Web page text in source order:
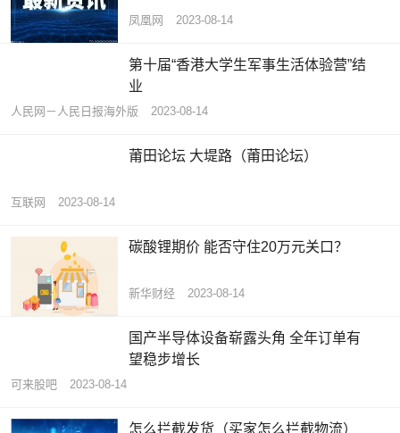
凤凰网 2023-08-14
第十届“香港大学生军事生活体验营”结
业
人民网－人民日报海外版 2023-08-14
莆田论坛 大堤路（莆田论坛）
互联网 2023-08-14
碳酸锂期价 能否守住20万元关口？
新华财经 2023-08-14
国产半导体设备崭露头角 全年订单有
望稳步增长
可来股吧 2023-08-14
怎么拦截发货（买家怎么拦截物流）